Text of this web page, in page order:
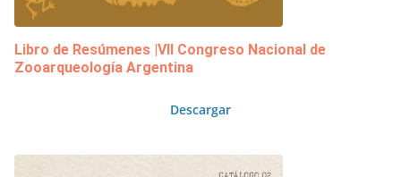
Libro de Resúmenes |VII Congreso Nacional de
Zooarqueología Argentina
Descargar